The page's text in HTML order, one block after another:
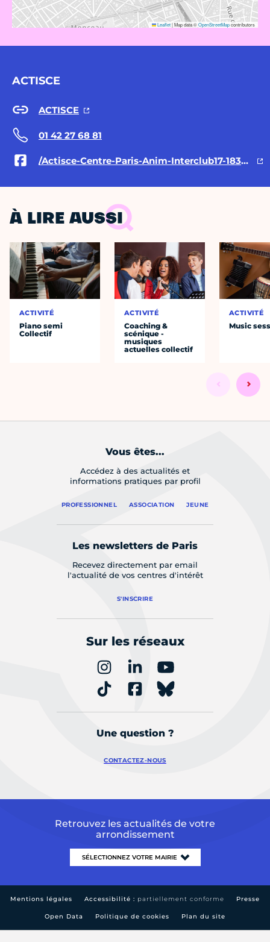
Leaflet|Map data ©OpenStreetMapcontributors
ACTISCE
ACTISCE
01 42 27 68 81
/Actisce-Centre-Paris-Anim-Interclub17-183593921679988/
À LIRE AUSSI
ACTIVITÉ
Piano semi
Collectif
ACTIVITÉ
Coaching &
scénique -
musiques
actuelles collectif
ACTIVITÉ
Music
Vous êtes...
Accédez à des actualités et
informations pratiques par profil
PROFESSIONNEL ASSOCIATION JEUNE
Les newsletters de Paris
Recevez directement par email
l'actualité de vos centres d'intérêt
S'INSCRIRE
Sur les réseaux
Une question ?
CONTACTEZ-NOUS
Retrouvez les actualités de votre
arrondissement
Mentions légales Accessibilité : partiellement conforme Presse
Open Data Politique de cookies Plan du site